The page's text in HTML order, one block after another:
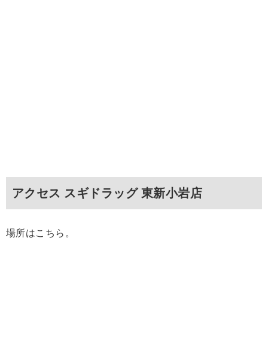
アクセス スギドラッグ 東新小岩店
場所はこちら。